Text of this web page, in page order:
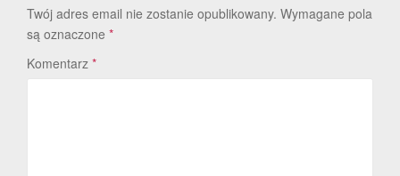
Twój adres email nie zostanie opublikowany. Wymagane pola
są oznaczone *
Komentarz *